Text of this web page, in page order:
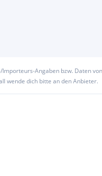
Angaben bzw. Daten von
wende dich bitte an den Anbieter.